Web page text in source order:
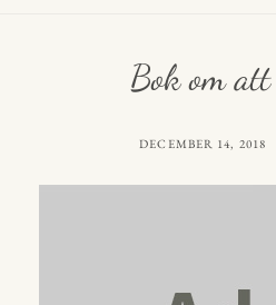
Bok om
PUBLICERAT
DECEMBER 14, 2018